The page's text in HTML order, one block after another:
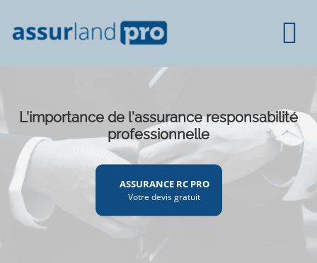
L'importance de l'assurance responsabilité
professionnelle
ASSURANCE RC PRO
Votre devis gratuit